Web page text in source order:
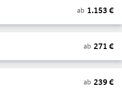
ab 1.153 €
ab 271 €
ab 239€